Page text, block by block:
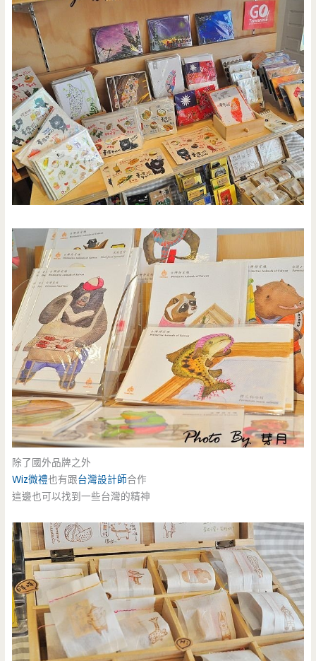
除了國外品牌之外
Wiz微禮也有跟台灣設計師合作
這邊也可以找到一些台灣的精神